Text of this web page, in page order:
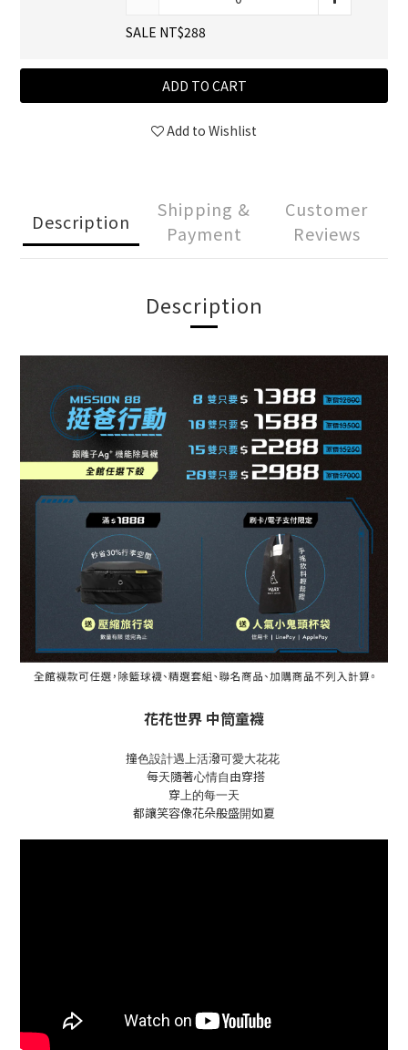
SALE NT$288
ADD TO CART
Add to Wishlist
Description
Shipping &
Payment
Customer
Reviews
Description
花花世界 中筒童襪
撞色設計遇上活潑可愛大花花
每天隨著心情自由穿搭
穿上的每一天
都讓笑容像花朵般盛開如夏